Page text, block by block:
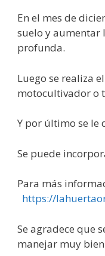
En el mes de
suelo y aumentar
profunda.
Luego se realiza
motocultivador o
Y por último se le
Se puede
Para más
https://
Se agradece que
manejar muy